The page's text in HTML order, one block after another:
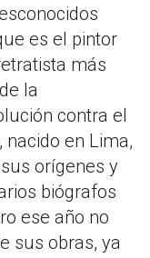
es el pintor
más
la
contra el
nacido en Lima,
orígenes y
biógrafos
ese año no
sus obras, ya